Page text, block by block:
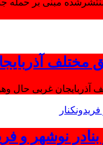
مبنی بر
مختلف
آذربایجان غربی حال
نوشهر و